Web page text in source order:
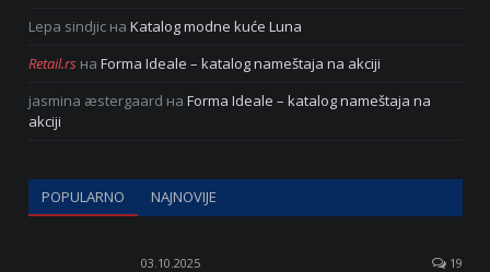
Lepa sindjic на Katalog modne kuće Luna
Retail.rs на Forma Ideale – katalog nameštaja na akciji
jasmina æstergaard на Forma Ideale – katalog nameštaja na
akciji
POPULARNO NAJNOVIJE
03.10.2025 19